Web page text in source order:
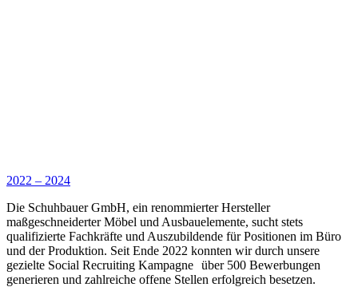
2022 – 2024
Die Schuhbauer GmbH, ein renommierter Hersteller
maßgeschneiderter Möbel und Ausbauelemente, sucht stets
qualifizierte Fachkräfte und Auszubildende für Positionen im Büro
und der Produktion. Seit Ende 2022 konnten wir durch unsere
gezielte Social Recruiting Kampagne über 500 Bewerbungen
generieren und zahlreiche offene Stellen erfolgreich besetzen.